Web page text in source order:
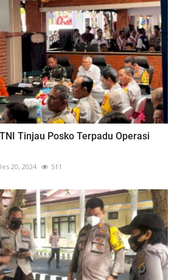
Tinjau Posko Terpadu Operasi
20, 2024 511